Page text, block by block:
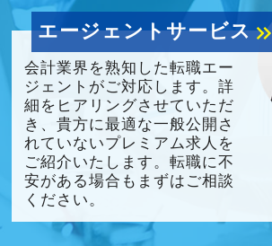
エージェントサービスkeyboard_double_arrow_right
会計業界を熟知した転職エー
ジェントがご対応します。詳
細をヒアリングさせていただ
き、貴方に最適な一般公開さ
れていないプレミアム求人を
ご紹介いたします。転職に不
安がある場合もまずはご相談
ください。